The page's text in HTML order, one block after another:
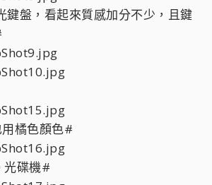
鍵盤，看起來質感加分不少，且鍵
橘色顏色#
光碟機#